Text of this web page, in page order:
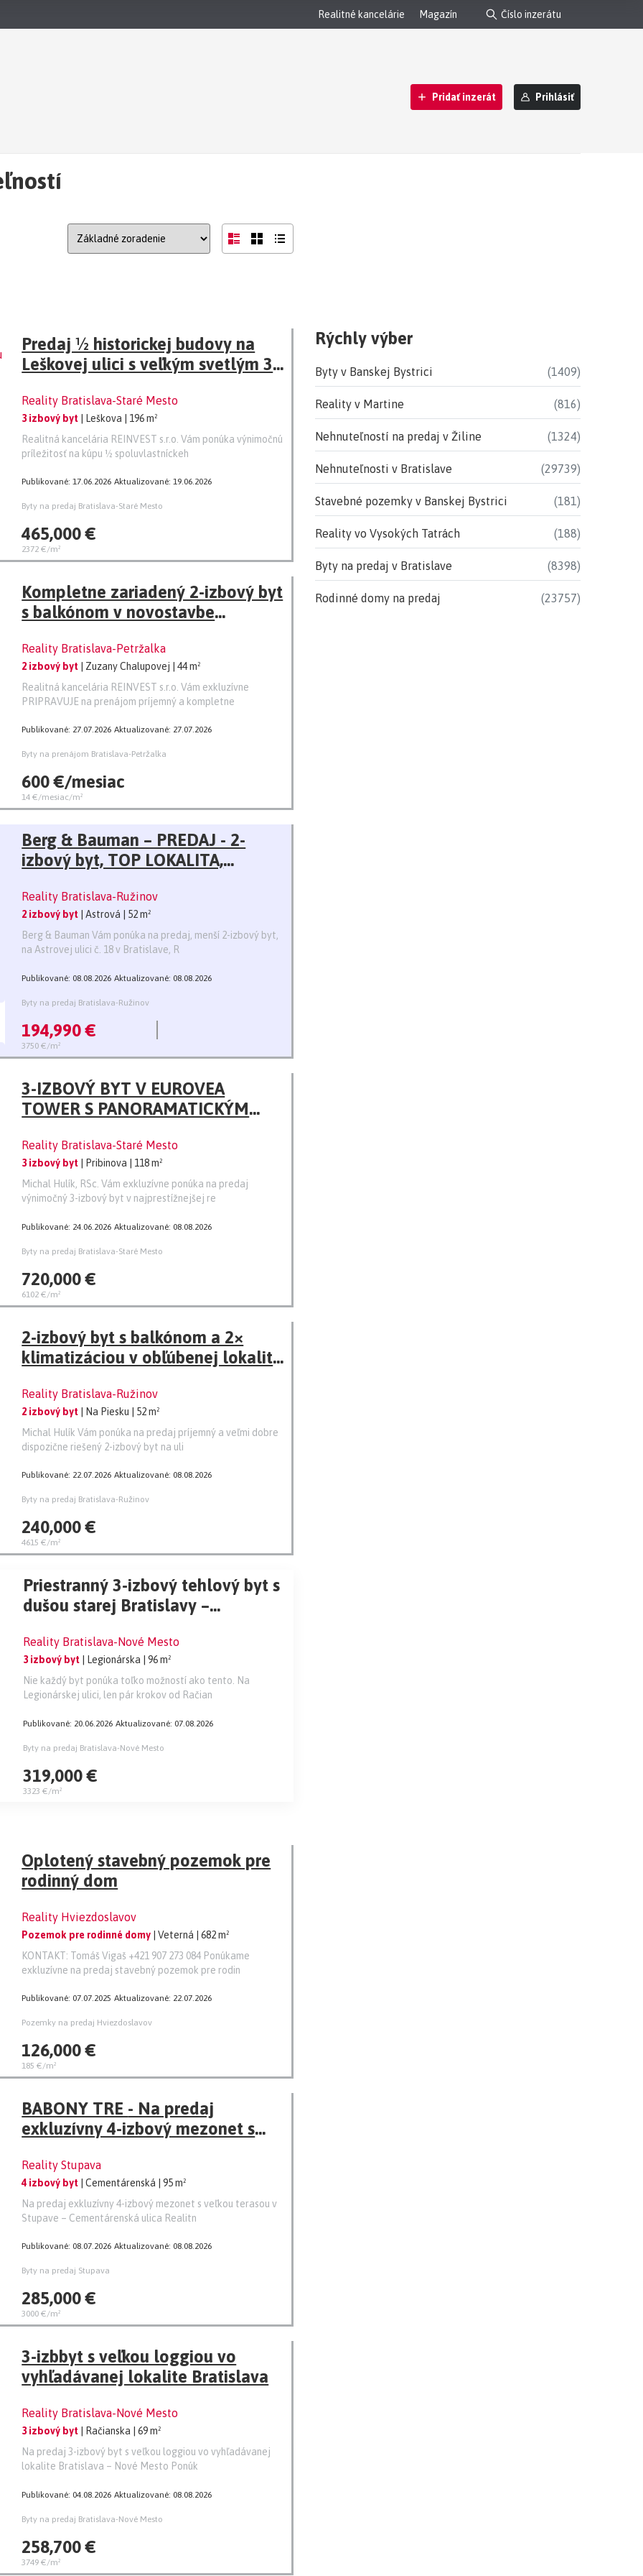
Realitné kancelárie Magazín
Pridať inzerát Prihlásiť
Predaj ½ historickej budovy na
Leškovej ulici s veľkým svetlým 3i
pri Úrade Vlády SR
Reality Bratislava-Staré Mesto
3 izbový byt | Leškova
| 196 m²
Realitná kancelária REINVEST s.r.o. Vám ponúka výnimočnú
príležitosť na kúpu ½ spoluvlastníckeh
Publikované: 17.06.2026 Aktualizované: 19.06.2026
Byty na predaj Bratislava-Staré Mesto
465,000 €
2372 €/m²
Kompletne zariadený 2-izbový byt
s balkónom v novostavbe
Reality Bratislava-Petržalka
2 izbový byt | Zuzany Chalupovej
| 44 m²
Realitná kancelária REINVEST s.r.o. Vám exkluzívne
PRIPRAVUJE na prenájom príjemný a kompletne
Publikované: 27.07.2026 Aktualizované: 27.07.2026
Byty na prenájom Bratislava-Petržalka
600 €/mesiac
14 €/mesiac/m²
Berg & Bauman – PREDAJ - 2-
izbový byt, TOP LOKALITA,
Reality Bratislava-Ružinov
2 izbový byt | Astrová
| 52 m²
Berg & Bauman Vám ponúka na predaj, menší 2-izbový byt,
na Astrovej ulici č. 18 v Bratislave, R
Publikované: 08.08.2026 Aktualizované: 08.08.2026
Byty na predaj Bratislava-Ružinov
194,990 €
3750 €/m²
3-IZBOVÝ BYT V EUROVEA
TOWER S PANORAMATICKÝM
PARKING
Reality Bratislava-Staré Mesto
3 izbový byt | Pribinova
| 118 m²
Michal Hulík, RSc. Vám exkluzívne ponúka na predaj
výnimočný 3-izbový byt v najprestížnejšej re
Publikované: 24.06.2026 Aktualizované: 08.08.2026
Byty na predaj Bratislava-Staré Mesto
720,000 €
6102 €/m²
2-izbový byt s balkónom a 2×
klimatizáciou v obľúbenej lokalite
Reality Bratislava-Ružinov
2 izbový byt | Na Piesku
| 52 m²
Michal Hulík Vám ponúka na predaj príjemný a veľmi dobre
dispozične riešený 2-izbový byt na uli
Publikované: 22.07.2026 Aktualizované: 08.08.2026
Byty na predaj Bratislava-Ružinov
240,000 €
4615 €/m²
Priestranný 3-izbový tehlový byt s
dušou starej Bratislavy –
Reality Bratislava-Nové Mesto
3 izbový byt | Legionárska
| 96 m²
Nie každý byt ponúka toľko možností ako tento. Na
Legionárskej ulici, len pár krokov od Račian
Publikované: 20.06.2026 Aktualizované: 07.08.2026
Byty na predaj Bratislava-Nové Mesto
319,000 €
3323 €/m²
Oplotený stavebný pozemok pre
rodinný dom
Reality Hviezdoslavov
Pozemok pre rodinné domy | Veterná | 682 m²
KONTAKT: Tomáš Vigaš +421 907 273 084 Ponúkame
exkluzívne na predaj stavebný pozemok pre rodin
Publikované: 07.07.2025 Aktualizované: 22.07.2026
Pozemky na predaj Hviezdoslavov
126,000 €
185 €/m²
BABONY TRE - Na predaj
exkluzívny 4-izbový mezonet s
Reality Stupava
4 izbový byt | Cementárenská
| 95 m²
Na predaj exkluzívny 4-izbový mezonet s veľkou terasou v
Stupave – Cementárenská ulica Realitn
Publikované: 08.07.2026 Aktualizované: 08.08.2026
Byty na predaj Stupava
285,000 €
3000 €/m²
3-izbbyt s veľkou loggiou vo
vyhľadávanej lokalite Bratislava
Reality Bratislava-Nové Mesto
3 izbový byt | Račianska
| 69 m²
Na predaj 3-izbový byt s veľkou loggiou vo vyhľadávanej
lokalite Bratislava – Nové Mesto Ponúk
Publikované: 04.08.2026 Aktualizované: 08.08.2026
Byty na predaj Bratislava-Nové Mesto
258,700 €
3749 €/m²
Rýchly výber
Byty v Banskej Bystrici (1409)
Reality v Martine (816)
Nehnuteľností na predaj v Žiline (1324)
Nehnuteľnosti v Bratislave (29739)
Stavebné pozemky v Banskej Bystrici (181)
Reality vo Vysokých Tatrách (188)
Byty na predaj v Bratislave (8398)
Rodinné domy na predaj (23757)